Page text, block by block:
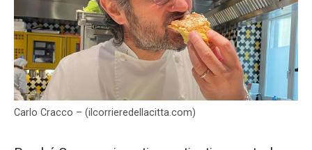
Carlo Cracco – (ilcorrieredellacitta.com)